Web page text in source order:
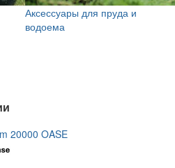
Аксессуары для пруда и
водоема
20000 OASE